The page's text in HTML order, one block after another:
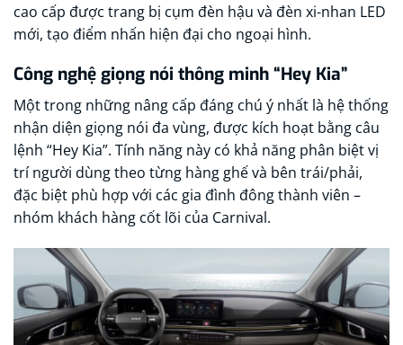
cao cấp được trang bị cụm đèn hậu và đèn xi-nhan LED
mới, tạo điểm nhấn hiện đại cho ngoại hình.
Công nghệ giọng nói thông minh “Hey Kia”
Một trong những nâng cấp đáng chú ý nhất là hệ thống
nhận diện giọng nói đa vùng, được kích hoạt bằng câu
lệnh “Hey Kia”. Tính năng này có khả năng phân biệt vị
trí người dùng theo từng hàng ghế và bên trái/phải,
đặc biệt phù hợp với các gia đình đông thành viên –
nhóm khách hàng cốt lõi của Carnival.